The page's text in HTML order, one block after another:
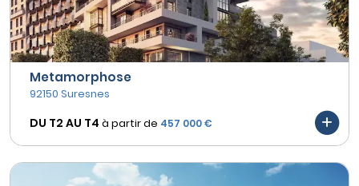
Metamorphose
92150 Suresnes
DU T2 AU T4 à partir de 457 000 €